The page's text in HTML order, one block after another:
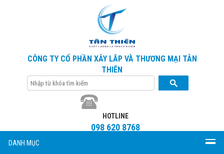
CÔNG TY CỔ PHẦN XÂY LẮP VÀ THƯƠNG MẠI TÂN
THIÊN
HOTLINE
098 620 8768
DANH MỤC